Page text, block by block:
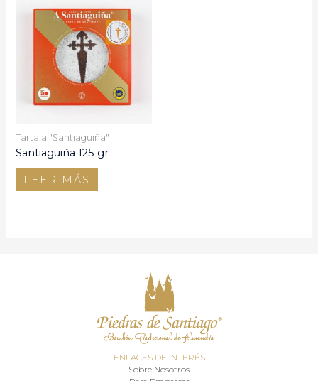
Tarta a "Santiaguiña"
Santiaguiña 125 gr
LEER MÁS
ENLACES DE INTERÉS
Sobre Nosotros